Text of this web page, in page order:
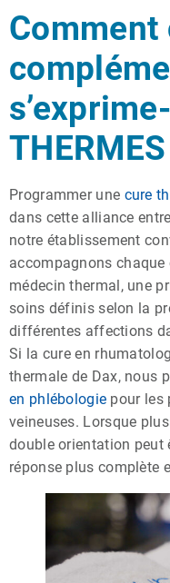
Comment
Programmer une cure
dans cette alliance
notre établissement
accompagnons
médecin thermal, une
soins définis selon la
différentes affections
Si la cure en
thermale de Dax, nous
en phlébologie pour les
veineuses. Lorsque
double orientation peut
réponse plus complète